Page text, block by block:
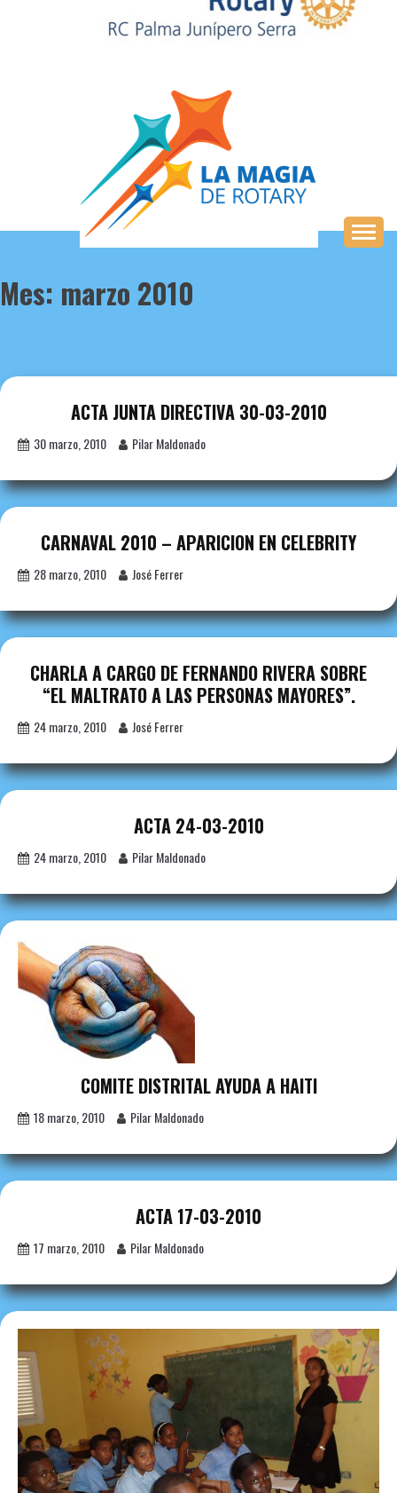
Mes: marzo 2010
ACTA JUNTA DIRECTIVA 30-03-2010
30 marzo, 2010 Pilar Maldonado
CARNAVAL 2010 – APARICION EN CELEBRITY
28 marzo, 2010 José Ferrer
CHARLA A CARGO DE FERNANDO RIVERA SOBRE
“EL MALTRATO A LAS PERSONAS MAYORES”.
24 marzo, 2010 José Ferrer
ACTA 24-03-2010
24 marzo, 2010 Pilar Maldonado
COMITE DISTRITAL AYUDA A HAITI
18 marzo, 2010 Pilar Maldonado
ACTA 17-03-2010
17 marzo, 2010 Pilar Maldonado